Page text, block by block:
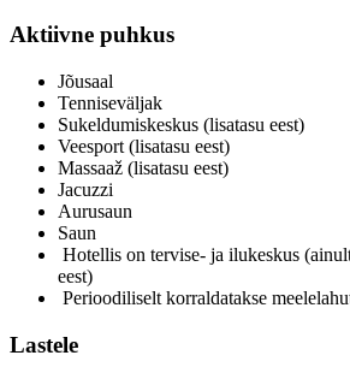
Aktiivne puhkus
Jõusaal
Tenniseväljak
Sukeldumiskeskus (lisatasu eest)
Veesport (lisatasu eest)
Massaaž (lisatasu eest)
Jacuzzi
Aurusaun
Saun
Hotellis on tervise- ja ilukeskus
eest)
Perioodiliselt korraldatakse
Lastele